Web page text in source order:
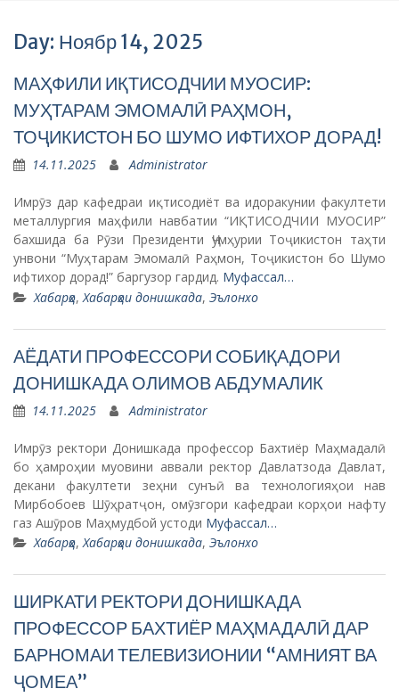
Day: Ноябр 14, 2025
МАҲФИЛИ ИҚТИСОДЧИИ МУОСИР:
МУҲТАРАМ ЭМОМАЛӢ РАҲМОН,
ТОҶИКИСТОН БО ШУМО ИФТИХОР ДОРАД!
14.11.2025 Administrator
Имрӯз дар кафедраи иқтисодиёт ва идоракунии факултети
металлургия маҳфили навбатии “ИҚТИСОДЧИИ МУОСИР”
бахшида ба Рӯзи Президенти Ҷумҳурии Тоҷикистон таҳти
унвони “Муҳтарам Эмомалӣ Раҳмон, Тоҷикистон бо Шумо
ифтихор дорад!” баргузор гардид. Муфассал…
Хабарҳо, Хабарҳои донишкада, Эълонхо
АЁДАТИ ПРОФЕССОРИ СОБИҚАДОРИ
ДОНИШКАДА ОЛИМОВ АБДУМАЛИК
14.11.2025 Administrator
Имрӯз ректори Донишкада профессор Бахтиёр Маҳмадалӣ
бо ҳамроҳии муовини аввали ректор Давлатзода Давлат,
декани факултети зеҳни сунъӣ ва технологияҳои нав
Мирбобоев Шӯҳратҷон, омӯзгори кафедраи корҳои нафту
газ Ашӯров Маҳмудбой устоди Муфассал…
Хабарҳо,Хабарҳои донишкада, Эълонхо
ШИРКАТИ РЕКТОРИ ДОНИШКАДА
ПРОФЕССОР БАХТИЁР МАҲМАДАЛӢ ДАР
БАРНОМАИ ТЕЛЕВИЗИОНИИ “АМНИЯТ ВА
ҶОМЕА”